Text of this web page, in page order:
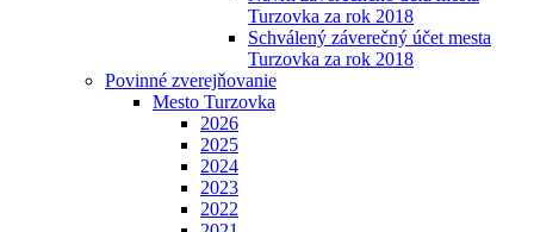
Turzovka za rok 2018
Schválený záverečný účet mesta
Turzovka za rok 2018
Povinné zverejňovanie
Mesto Turzovka
2026
2025
2024
2023
2022